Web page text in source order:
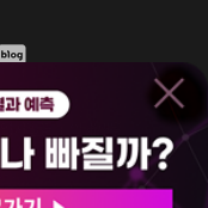
이용약관
3~4층(서초동, 제일빌딩)